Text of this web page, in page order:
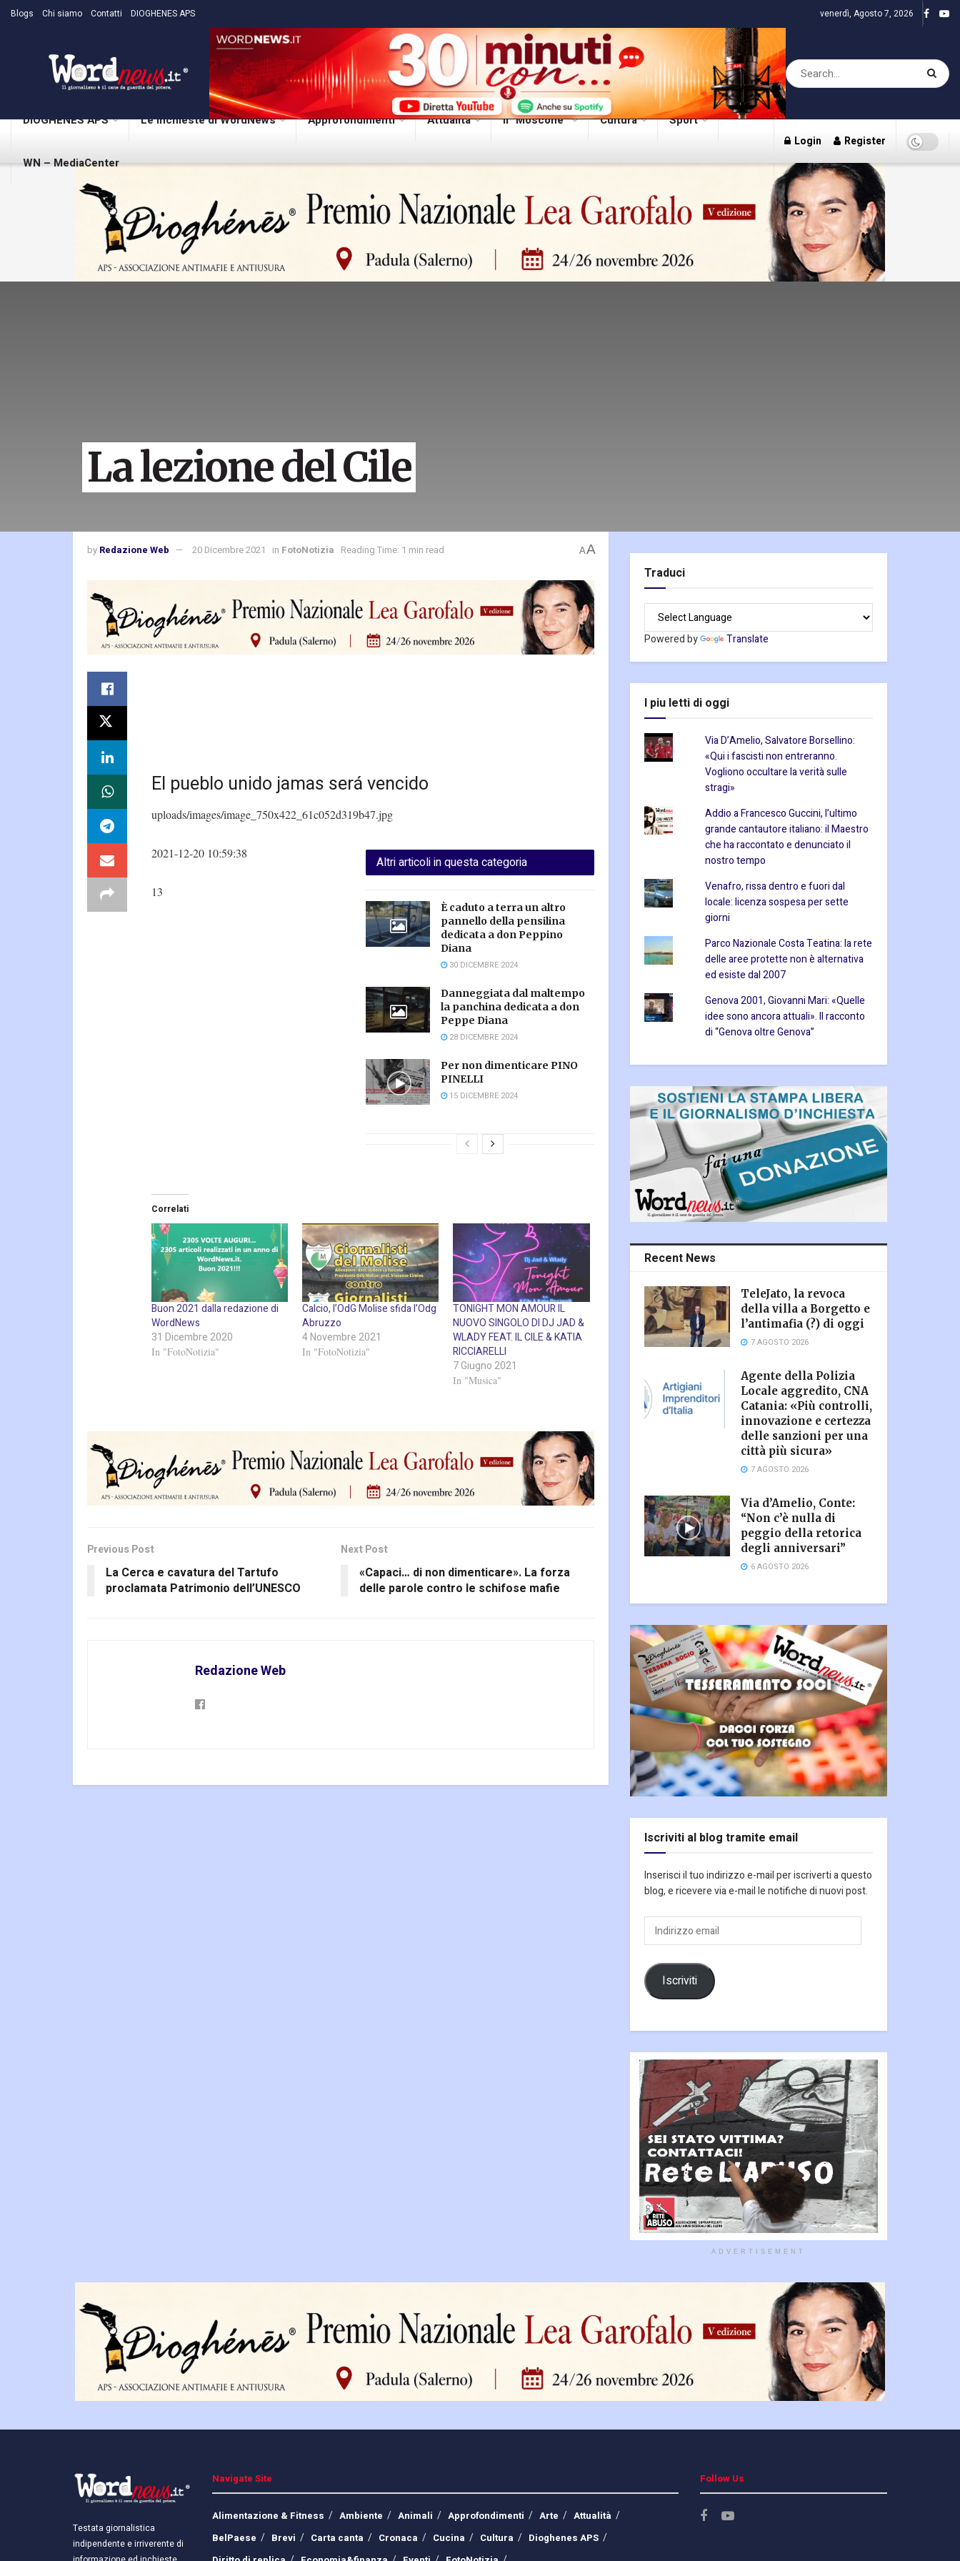
Blogs Chi siamo Contatti DIOGHENES APS venerdì, Agosto 7, 2026
DIOGHENES APS Le inchieste di WordNews Approfondimenti Attualità Il “Moscone” Cultura Sport
WN – MediaCenter
Login Register
La lezione del Cile
by Redazione Web 20 Dicembre 2021 in FotoNotizia Reading Time: 1 min read AA
El pueblo unido jamas será vencido
uploads/images/image_750x422_61c052d319b47.jpg
Altri articoli in questa categoria
È caduto a terra un altro
pannello della pensilina
dedicata a don Peppino
Diana
30 DICEMBRE 2024
Danneggiata dal maltempo
la panchina dedicata a don
Peppe Diana
28 DICEMBRE 2024
Per non dimenticare PINO
PINELLI
15 DICEMBRE 2024
2021-12-20 10:59:38
13
Correlati
Buon 2021 dalla redazione di
WordNews
31 Dicembre 2020
In "FotoNotizia"
Calcio, l’OdG Molise sfida l’Odg
Abruzzo
4 Novembre 2021
In "FotoNotizia"
TONIGHT MON AMOUR IL
NUOVO SINGOLO DI DJ JAD &
WLADY FEAT. IL CILE & KATIA
RICCIARELLI
7 Giugno 2021
In "Musica"
Previous Post
La Cerca e cavatura del Tartufo
proclamata Patrimonio dell’UNESCO
Next Post
«Capaci… di non dimenticare». La forza
delle parole contro le schifose mafie
Redazione Web
Traduci
Powered by Translate
I piu letti di oggi
Via D’Amelio, Salvatore Borsellino:
«Qui i fascisti non entreranno.
Vogliono occultare la verità sulle
stragi»
Addio a Francesco Guccini, l’ultimo
grande cantautore italiano: il Maestro
che ha raccontato e denunciato il
nostro tempo
Venafro, rissa dentro e fuori dal
locale: licenza sospesa per sette
giorni
Parco Nazionale Costa Teatina: la rete
delle aree protette non è alternativa
ed esiste dal 2007
Genova 2001, Giovanni Mari: «Quelle
idee sono ancora attuali». Il racconto
di “Genova oltre Genova”
Recent News
TeleJato, la revoca
della villa a Borgetto e
l’antimafia (?) di oggi
7 AGOSTO 2026
Agente della Polizia
Locale aggredito, CNA
Catania: «Più controlli,
innovazione e certezza
delle sanzioni per una
città più sicura»
7 AGOSTO 2026
Via d’Amelio, Conte:
“Non c’è nulla di
peggio della retorica
degli anniversari”
6 AGOSTO 2026
Iscriviti al blog tramite email
Inserisci il tuo indirizzo e-mail per iscriverti a questo
blog, e ricevere via e-mail le notifiche di nuovi post.
Indirizzo
email
Iscriviti
ADVERTISEMENT
Testata giornalistica
indipendente e irriverente di
Navigate Site
Alimentazione & Fitness Ambiente Animali Approfondimenti Arte
Attualità
BelPaese
Brevi Carta canta Cronaca Cucina Cultura
Dioghenes APS
Follow Us